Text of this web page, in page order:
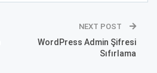
NEXT POST
WordPress Admin Şifresi
Sıfırlama